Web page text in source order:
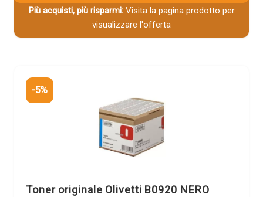
Più acquisti, più risparmi:Visita la pagina prodotto per
visualizzare l'offerta
-5%
Toner originale Olivetti B0920 NERO